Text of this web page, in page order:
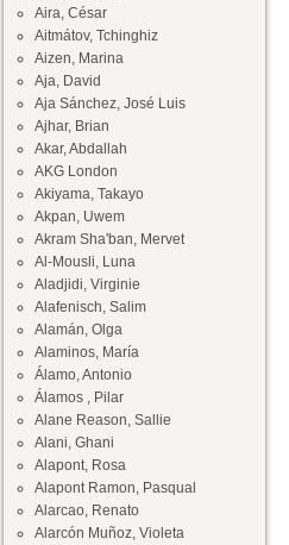
Aira, César
Aitmátov, Tchinghiz
Aizen, Marina
Aja, David
Aja Sánchez, José Luis
Ajhar, Brian
Akar, Abdallah
AKG London
Akiyama, Takayo
Akpan, Uwem
Akram Sha'ban, Mervet
Al-Mousli, Luna
Aladjidi, Virginie
Alafenisch, Salim
Alamán, Olga
Alaminos, María
Álamo, Antonio
Álamos , Pilar
Alane Reason, Sallie
Alani, Ghani
Alapont, Rosa
Alapont Ramon, Pasqual
Alarcao, Renato
Alarcón Muñoz, Violeta